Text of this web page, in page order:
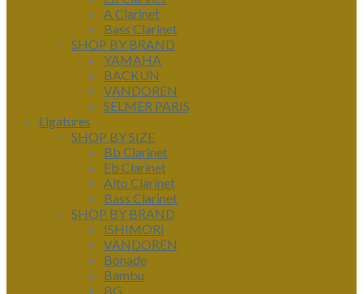
A Clarinet
Bass Clarinet
SHOP BY BRAND
YAMAHA
BACKUN
VANDOREN
SELMER PARIS
Ligatures
SHOP BY SIZE
Bb Clarinet
Eb Clarinet
Alto Clarinet
Bass Clarinet
SHOP BY BRAND
ISHIMORI
VANDOREN
Bonade
Bambu
BG